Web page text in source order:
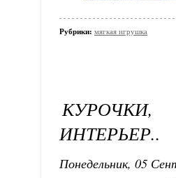
Рубрики: мягкая игрушка
ИНТЕРЬЕР..
Понедельник, 05